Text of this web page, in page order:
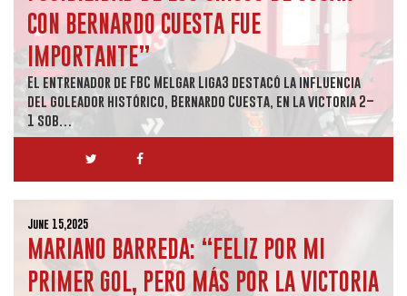
CON BERNARDO CUESTA FUE
IMPORTANTE”
El entrenador de FBC Melgar Liga3 destacó la influencia
del goleador histórico, Bernardo Cuesta, en la victoria 2–
1 sob…
June 15,2025
MARIANO BARREDA: “FELIZ POR MI
PRIMER GOL, PERO MÁS POR LA VICTORIA